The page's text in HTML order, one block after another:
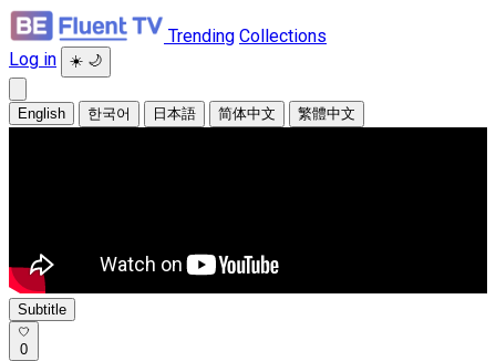
Trending Collections
Log in
☀️ 🌙
English 한국어 日本語 简体中文 繁體中文
Subtitle
0